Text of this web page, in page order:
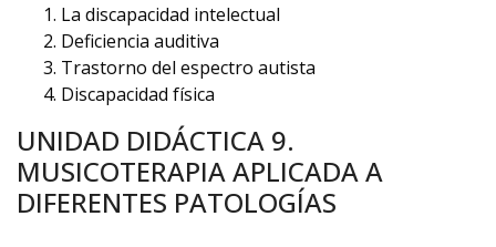
La discapacidad intelectual
Deficiencia auditiva
Trastorno del espectro autista
Discapacidad física
UNIDAD DIDÁCTICA 9.
MUSICOTERAPIA APLICADA A
DIFERENTES PATOLOGÍAS